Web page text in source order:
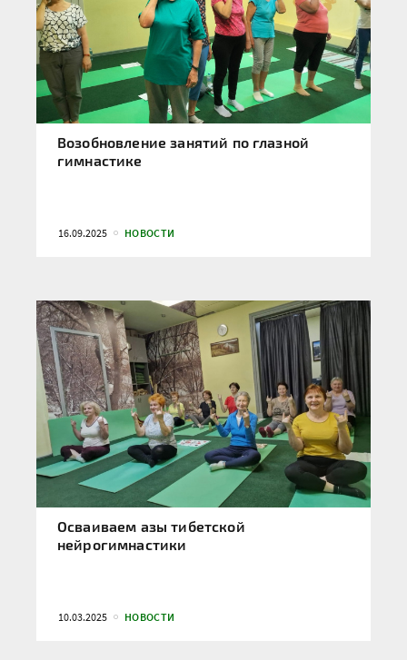
Возобновление занятий по глазной
гимнастике
16.09.2025 НОВОСТИ
Осваиваем азы тибетской
нейрогимнастики
10.03.2025 НОВОСТИ